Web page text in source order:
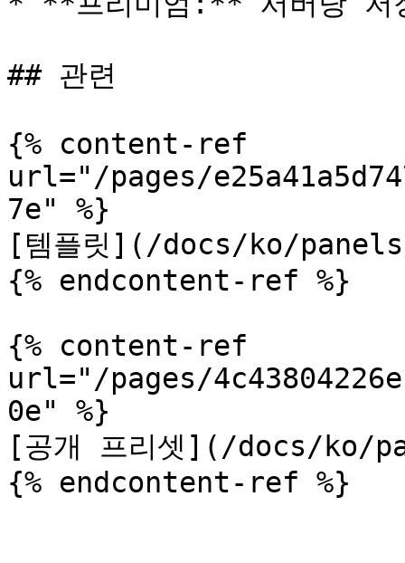
## 관련
{% content-ref
url="/pages/
7e" %}
[템플릿](/docs/ko/
{% endcontent-ref %}
{% content-ref
url="/pages/
0e" %}
[공개 프리셋](/docs/ko/
{% endcontent-ref %}